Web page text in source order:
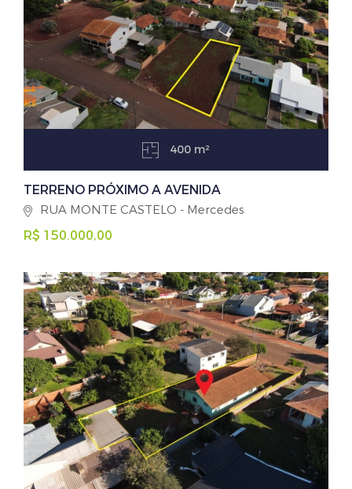
400 m²
TERRENO PRÓXIMO A AVENIDA
RUA MONTE CASTELO - Mercedes
R$ 150.000,00